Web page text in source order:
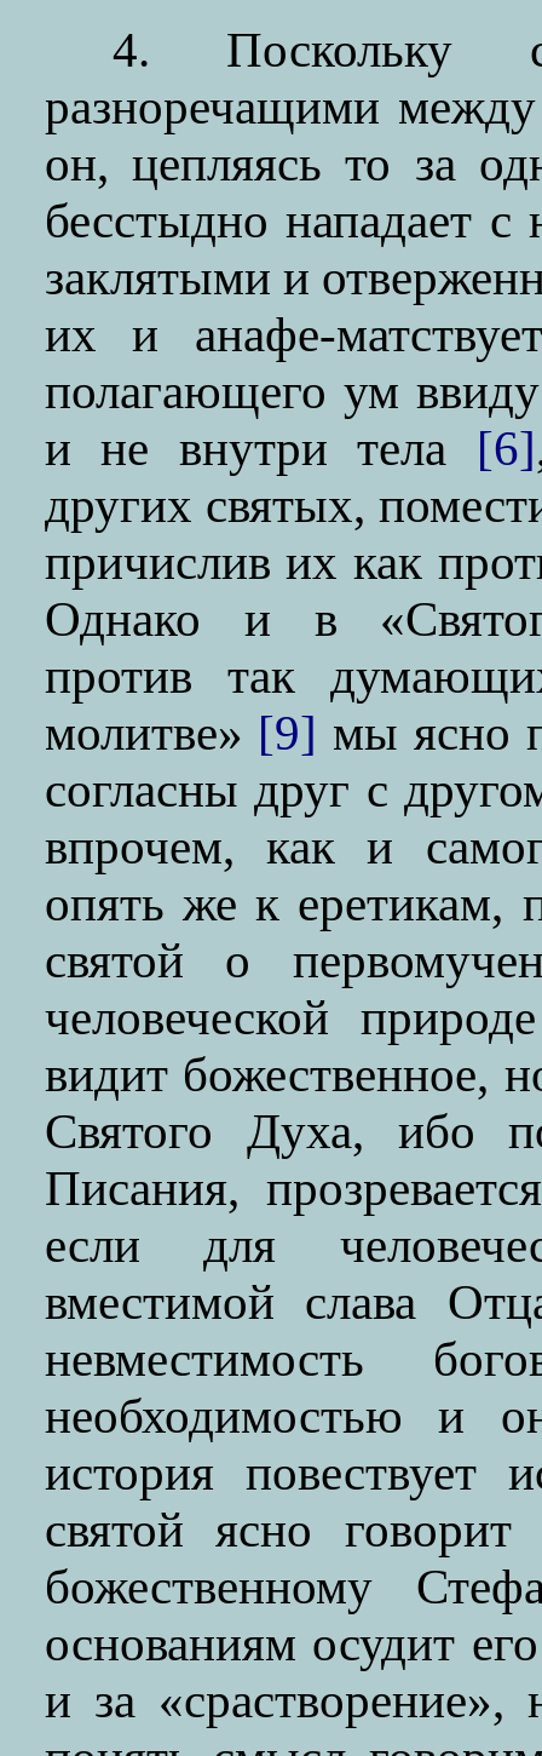
4. Поскольку
разноречащими
он, цепляясь то за
бесстыдно нападает
заклятыми и
их и анафе-
полагающего ум
и не внутри тела [6]
других святых,
причислив их как
Однако и в
против так
молитве» [9] мы ясно
согласны друг с
впрочем, как и
опять же к еретикам,
святой о
человеческой
видит божественное,
Святого Духа, ибо
Писания,
если для
вместимой слава
невместимость
необходимостью и
история повествует
святой ясно
божественному
основаниям осудит
и за